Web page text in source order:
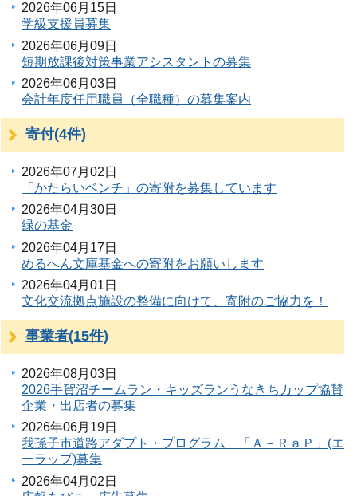
2026年06月15日
学級支援員募集
2026年06月09日
短期放課後対策事業アシスタントの募集
2026年06月03日
会計年度任用職員（全職種）の募集案内
寄付(4件)
2026年07月02日
「かたらいベンチ」の寄附を募集しています
2026年04月30日
緑の基金
2026年04月17日
めるへん文庫基金への寄附をお願いします
2026年04月01日
文化交流拠点施設の整備に向けて、寄附のご協力を！
事業者(15件)
2026年08月03日
2026手賀沼チームラン・キッズランうなきちカップ協賛
企業・出店者の募集
2026年06月19日
我孫子市道路アダプト・プログラム 「Ａ－ＲａＰ」(エ
ーラップ)募集
2026年04月02日